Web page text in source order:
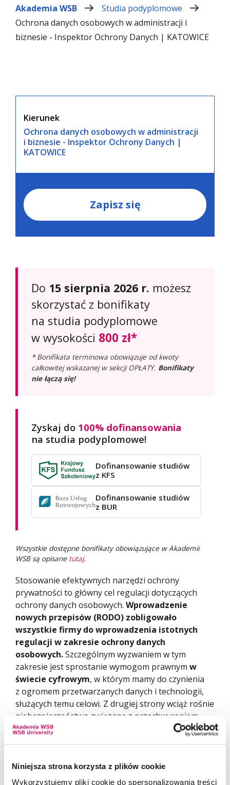
Niniejsza strona korzysta z plików cookie
Wykorzystujemy pliki cookie do spersonalizowania treści
Akademia WSB
Studia podyplomowe
Ochrona danych osobowych w administracji i
biznesie - Inspektor Ochrony Danych | KATOWICE
Kierunek
Ochrona danych osobowych w administracji
i biznesie - Inspektor Ochrony Danych |
KATOWICE
Zapisz się
Do 15 sierpnia 2026 r. możesz
skorzystać z bonifikaty
na studia podyplomowe
w wysokości 800 zł*
* Bonifikata terminowa obowiązuje od kwoty
całkowitej wskazanej w sekcji OPŁATY. Bonifikaty
nie łączą się!
Zyskaj do 100% dofinansowania
na studia podyplomowe!
Dofinansowanie studiów
z KFS
Dofinansowanie studiów
z BUR
Wszystkie dostępne bonifikaty obowiązujące w Akademii
WSB są opisane tutaj.
Stosowanie efektywnych narzędzi ochrony
prywatności to główny cel regulacji dotyczących
ochrony danych osobowych. Wprowadzenie
nowych przepisów (RODO) zobligowało
wszystkie firmy do wprowadzenia istotnych
regulacji w zakresie ochrony danych
osobowych.Szczególnym wyzwaniem w tym
zakresie jest sprostanie wymogom prawnym w
świecie cyfrowym, w którym mamy do czynienia
z ogromem przetwarzanych danych i technologii,
służących temu celowi. Z drugiej strony wciąż rośnie
niebezpieczeństwo związane z przechwyceniem
tychże danych.
zawodowej pracowników administracji publicznej